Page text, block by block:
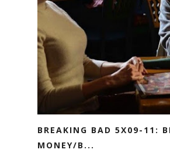
BREAKING BAD 5X09-11:
MONEY/B...